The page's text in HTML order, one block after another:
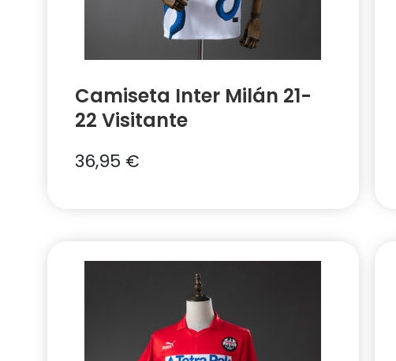
Camiseta Inter Milán 21-
22 Visitante
36,95 €